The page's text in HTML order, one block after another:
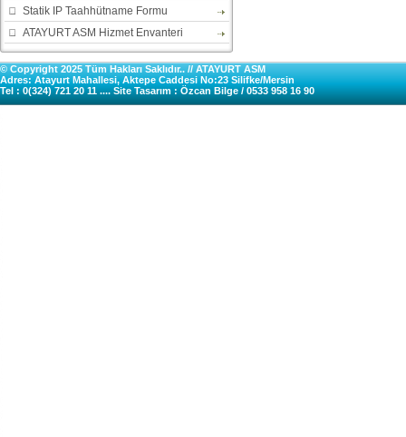
Statik IP Taahhütname Formu
ATAYURT ASM Hizmet Envanteri
© Copyright 2025 Tüm Hakları Saklıdır.. // ATAYURT ASM
Adres: Atayurt Mahallesi, Aktepe Caddesi No:23 Silifke/Mersin
Tel : 0(324) 721 20 11 .... Site Tasarım : Özcan Bilge / 0533 958 16 90